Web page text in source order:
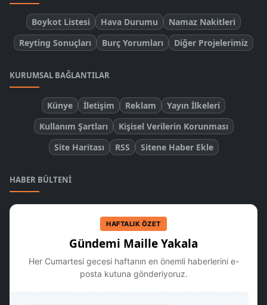
Boykot Listesi Hava Durumu
Namaz Nakitleri
Reyting Sonuçları
Burç Yorumları Diğer Projelerimiz
KURUMSAL BAĞLANTILAR
Künye İletişim Reklam
Yayın İlkeleri
Kullanım Şartları
Kişisel Verilerin Korunması
Site Haritası
RSS Sitene Haber Ekle
HABER BÜLTENI
HAFTALIK ÖZET
Gündemi Maille Yakala
Her Cumartesi gecesi haftanın en önemli haberlerini e-
posta kutuna gönderiyoruz.